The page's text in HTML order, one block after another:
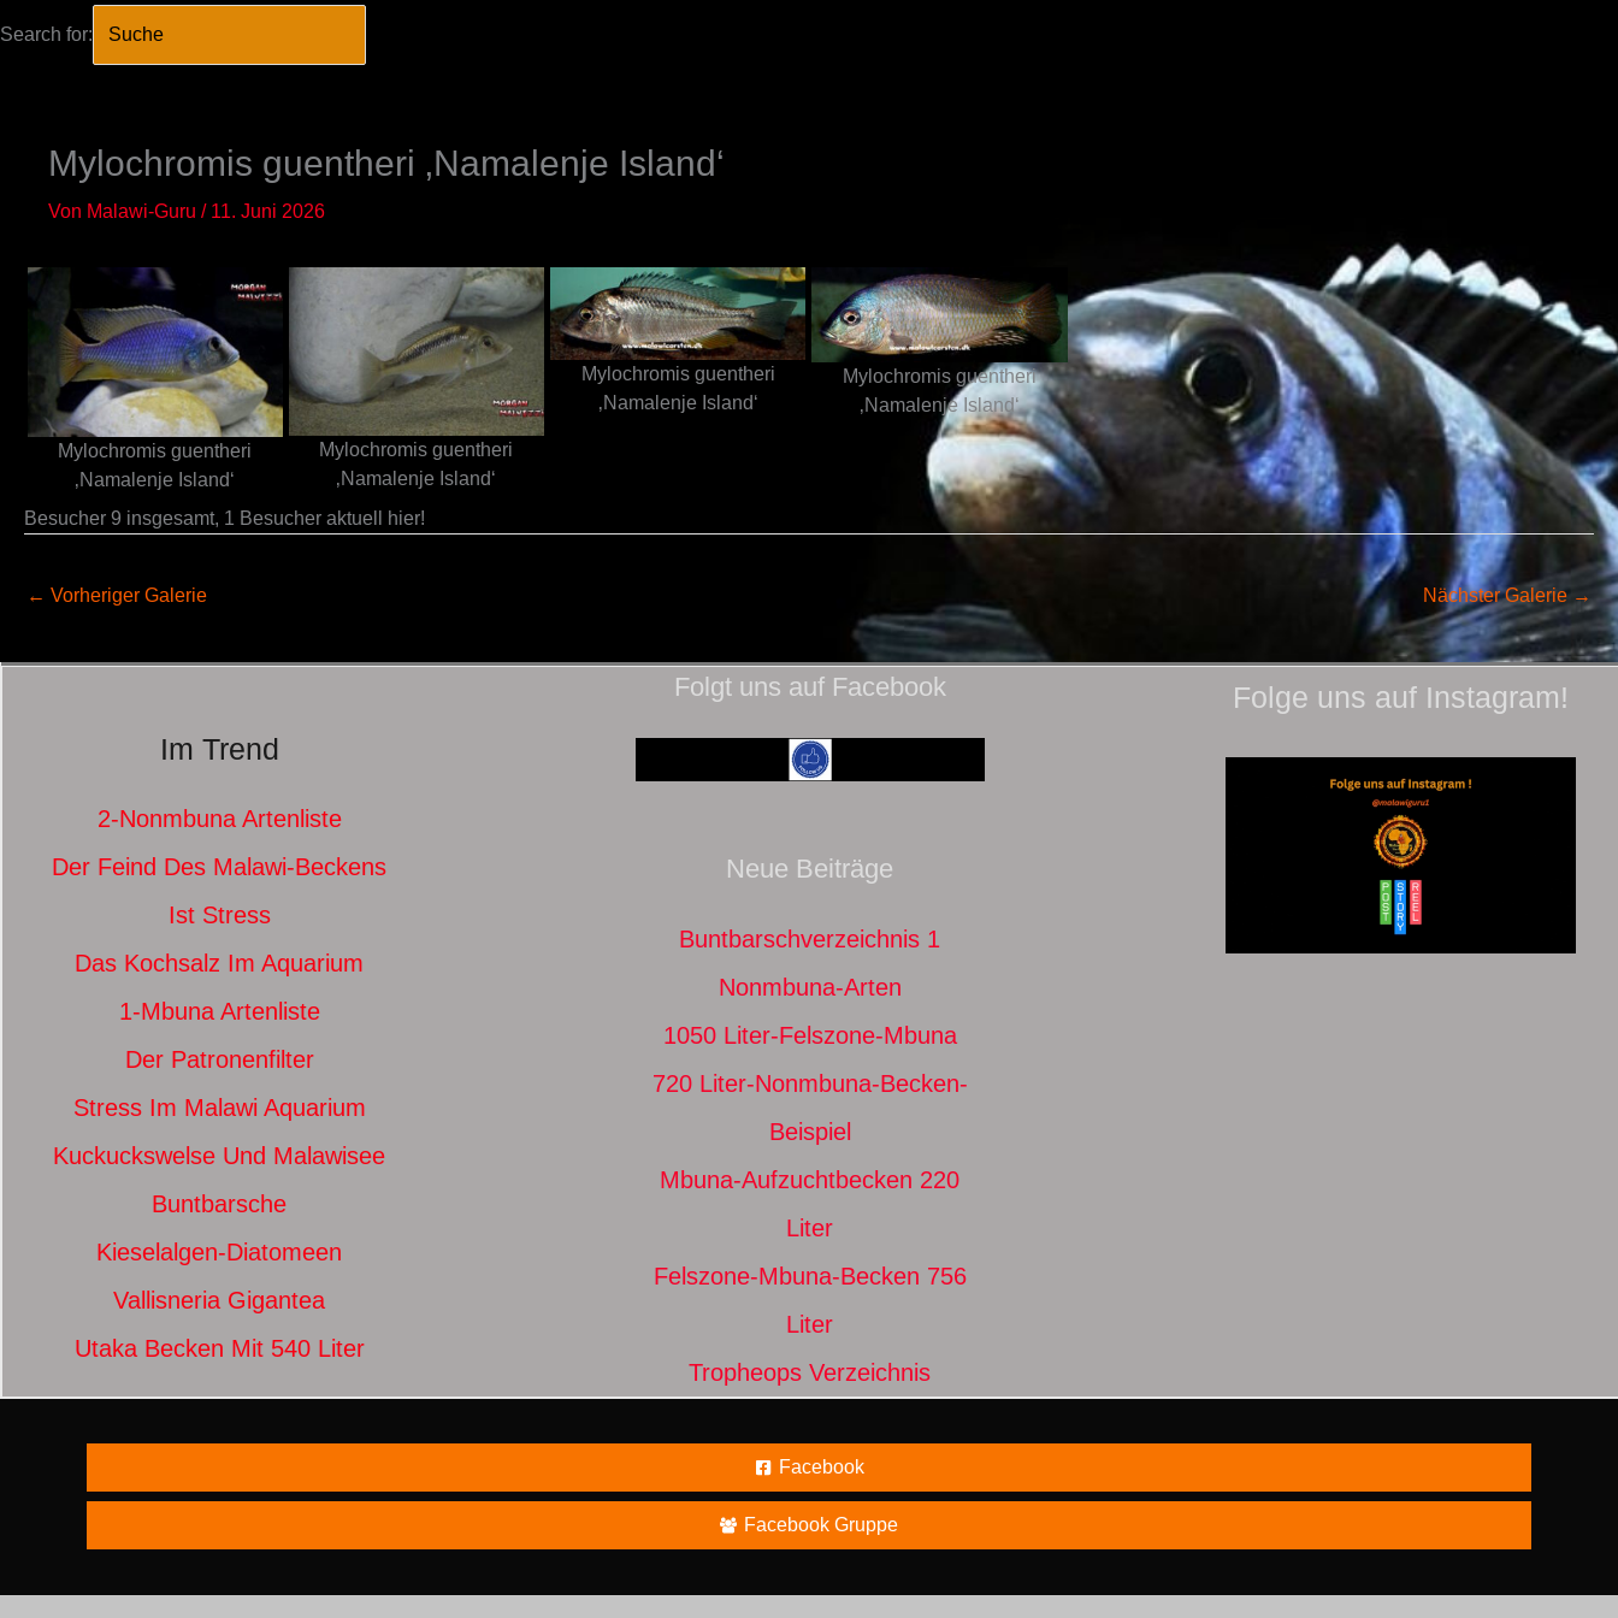
Search for:
Mylochromis guentheri ‚Namalenje Island‘
Von Malawi-Guru / 11. Juni 2026
Mylochromis guentheri
‚Namalenje Island‘
Mylochromis guentheri
‚Namalenje Island‘
Mylochromis guentheri
‚Namalenje Island‘
Mylochromis guentheri
‚Namalenje Island‘
Besucher 9 insgesamt, 1 Besucher aktuell hier!
← Vorheriger Galerie Nächster Galerie →
Im Trend
2-Nonmbuna Artenliste
Der Feind Des Malawi-Beckens
Ist Stress
Das Kochsalz Im Aquarium
1-Mbuna Artenliste
Der Patronenfilter
Stress Im Malawi Aquarium
Kuckuckswelse Und Malawisee
Buntbarsche
Kieselalgen-Diatomeen
Vallisneria Gigantea
Utaka Becken Mit 540 Liter
Folgt uns auf Facebook
Neue Beiträge
Buntbarschverzeichnis 1
Nonmbuna-Arten
1050 Liter-Felszone-Mbuna
720 Liter-Nonmbuna-Becken-
Beispiel
Mbuna-Aufzuchtbecken 220
Liter
Felszone-Mbuna-Becken 756
Liter
Tropheops Verzeichnis
Folge uns auf Instagram!
Facebook
Facebook Gruppe